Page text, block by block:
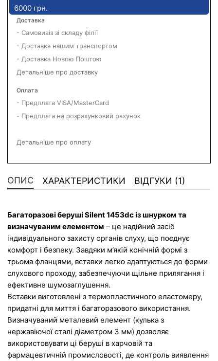
6000 грн.
Доставка
- Самовивіз зі складу філії
- Доставка нашим транспортом
- Доставка Новою Поштою
Детальніше про доставку
Оплата
- Предплата VISA/MasterCard
- Предплата на розрахунковий рахунок
Детальніше про оплату
ОПИС ХАРАКТЕРИСТИКИ ВІДГУКИ (1)
Багаторазові беруші Silent 1453dc із шнурком та
визначуваним елементом – це надійний засіб
індивідуального захисту органів слуху, що поєднує
комфорт і безпеку. Завдяки м’якій конічній формі з
трьома фланцями, вставки легко адаптуються до форми
слухового проходу, забезпечуючи щільне прилягання і
ефективне шумозаглушення.
Вставки виготовлені з термопластичного еластомеру,
придатні для миття і багаторазового використання.
Визначуваний металевий елемент (кулька з
нержавіючої сталі діаметром 3 мм) дозволяє
використовувати ці беруші в харчовій та
фармацевтичній промисловості, де контроль виявлення